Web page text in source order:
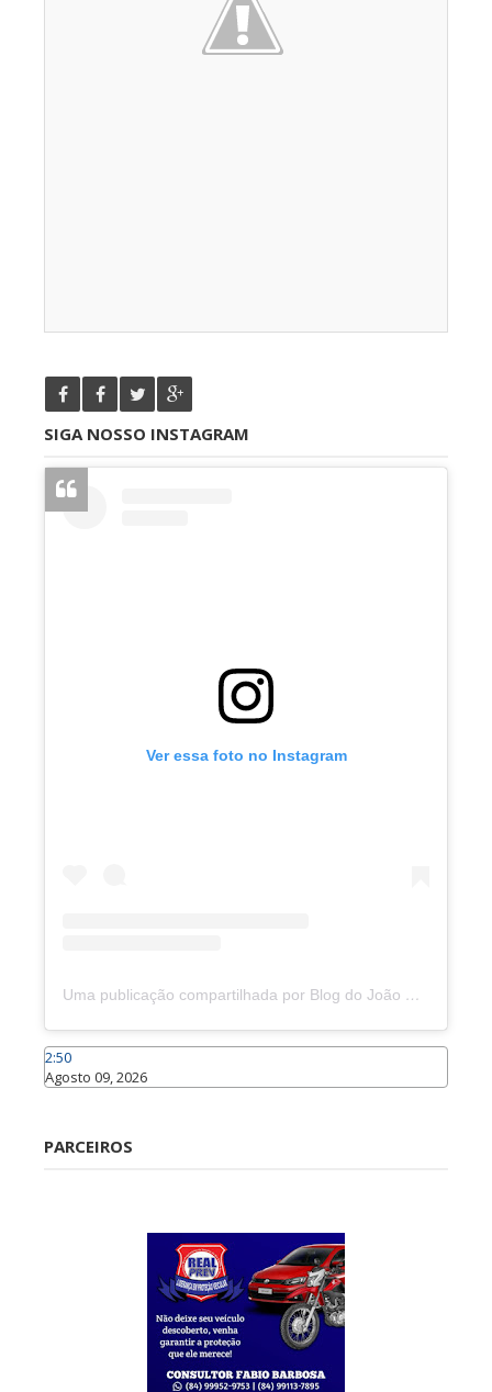
SIGA NOSSO INSTAGRAM
Ver essa foto no Instagram
Uma publicação compartilhada por Blog do João Marcolino (@joaomarcolinoneto)
2:50
Agosto 09, 2026
PARCEIROS